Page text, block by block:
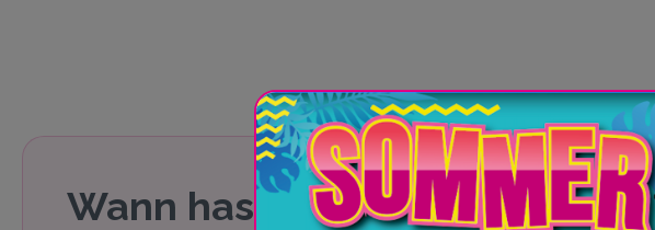
Wann hast Du Zeit?